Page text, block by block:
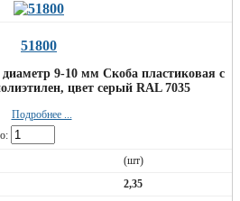
51800
9-10 мм Скоба пластиковая с
цвет серый RAL 7035
Подробнее ...
(шт)
2,35